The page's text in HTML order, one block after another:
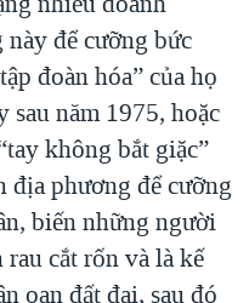
để cưỡng bức
đoàn hóa” của họ
năm 1975, hoặc
không bắt giặc”
phương để cưỡng
biến những người
cắt rốn và là kế
oan đất đai, sau đó